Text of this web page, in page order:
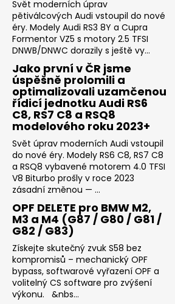
Svět moderních úprav
pětiválcových Audi vstoupil do nové
éry. Modely Audi RS3 8Y a Cupra
Formentor VZ5 s motory 2.5 TFSI
DNWB/DNWC dorazily s ještě vy...
Jako první v ČR jsme
úspěšně prolomili a
optimalizovali uzamčenou
řídicí jednotku Audi RS6
C8, RS7 C8 a RSQ8
modelového roku 2023+
Svět úprav moderních Audi vstoupil
do nové éry. Modely RS6 C8, RS7 C8
a RSQ8 vybavené motorem 4.0 TFSI
V8 Biturbo prošly v roce 2023
zásadní změnou — ...
OPF DELETE pro BMW M2,
M3 a M4 (G87 / G80 / G81 /
G82 / G83)
Získejte skutečný zvuk S58 bez
kompromisů – mechanický OPF
bypass, softwarové vyřazení OPF a
volitelný CS software pro zvýšení
výkonu. &nbs...